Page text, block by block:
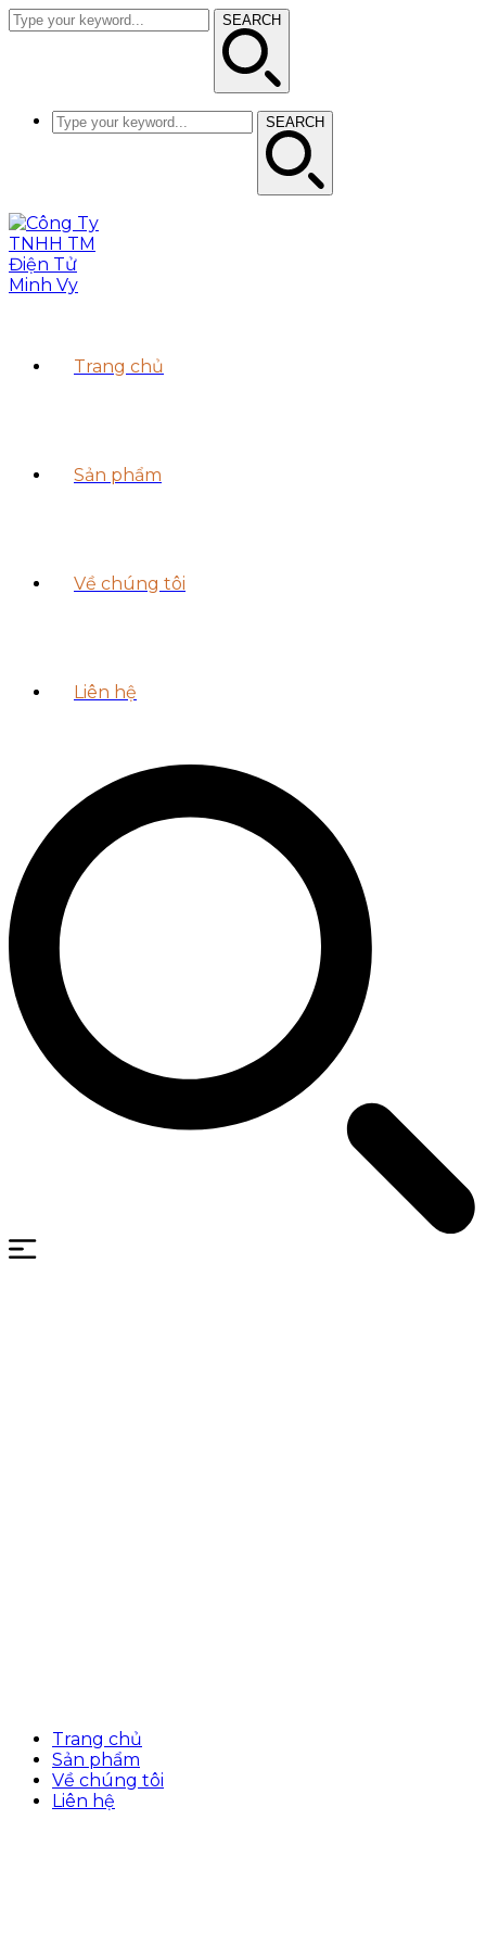
SEARCH
SEARCH
Trang chủ
Sản phẩm
Về chúng tôi
Liên hệ
Trang chủ
Sản phẩm
Về chúng tôi
Liên hệ